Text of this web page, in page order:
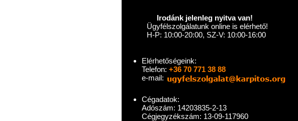
Irodánk jelenleg nyitva van!
Ügyfélszolgálatunk online is elérhető!
H-P: 10:00-20:00, SZ-V: 10:00-16:00
Elérhetőségeink:
Telefon: +36 70 771 38 88
e-mail:
Cégadatok:
Adószám: 14203835-2-13
Cégjegyzékszám: 13-09-117960